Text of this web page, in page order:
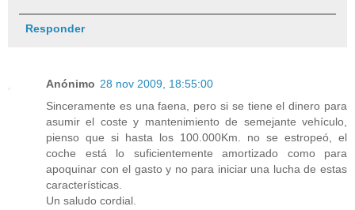
Responder
Anónimo 28 nov 2009, 18:55:00
Sinceramente es una faena, pero si se tiene el dinero para
asumir el coste y mantenimiento de semejante vehículo,
pienso que si hasta los 100.000Km. no se estropeó, el
coche está lo suficientemente amortizado como para
apoquinar con el gasto y no para iniciar una lucha de estas
características.
Un saludo cordial.